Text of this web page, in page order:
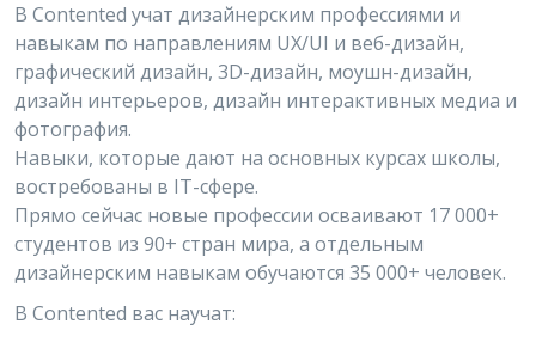
В Contented учат дизайнерским профессиями и
навыкам по направлениям UX/UI и веб-дизайн,
графический дизайн, 3D-дизайн, моушн-дизайн,
дизайн интерьеров, дизайн интерактивных медиа и
фотография.
Навыки, которые дают на основных курсах школы,
востребованы в IT-сфере.
Прямо сейчас новые профессии осваивают 17 000+
студентов из 90+ стран мира, а отдельным
дизайнерским навыкам обучаются 35 000+ человек.
В Contented вас научат: